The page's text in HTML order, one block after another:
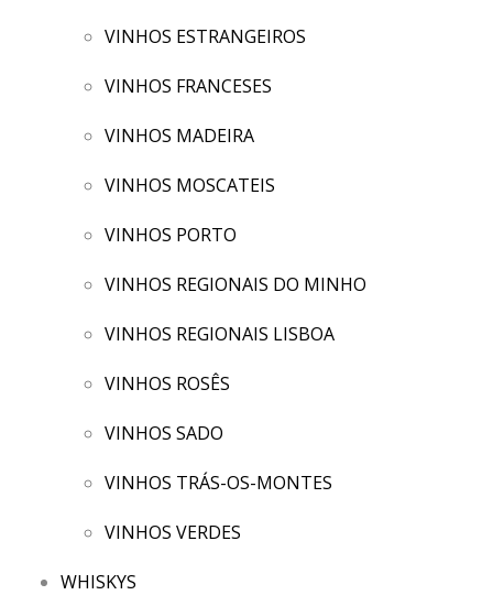
VINHOS ESTRANGEIROS
VINHOS FRANCESES
VINHOS MADEIRA
VINHOS MOSCATEIS
VINHOS PORTO
VINHOS REGIONAIS DO MINHO
VINHOS REGIONAIS LISBOA
VINHOS ROSÊS
VINHOS SADO
VINHOS TRÁS-OS-MONTES
VINHOS VERDES
WHISKYS